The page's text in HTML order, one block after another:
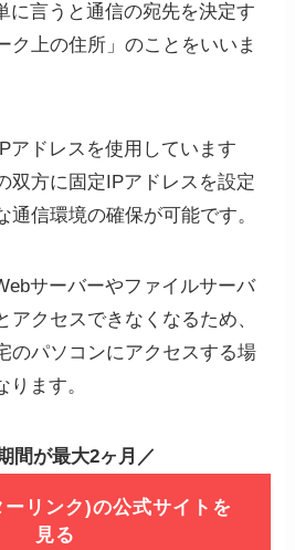
に言うと通信の宛先を決定す
ク上の住所」のことをいいま
アドレスを使用しています
双方に固定IPアドレスを設定
通信環境の確保が可能です。
サーバーやファイルサーバ
アクセスできなくなるため、
のパソコンにアクセスする場
ます。
間が最大2ヶ月／
リンク)の公式サイトを
見る